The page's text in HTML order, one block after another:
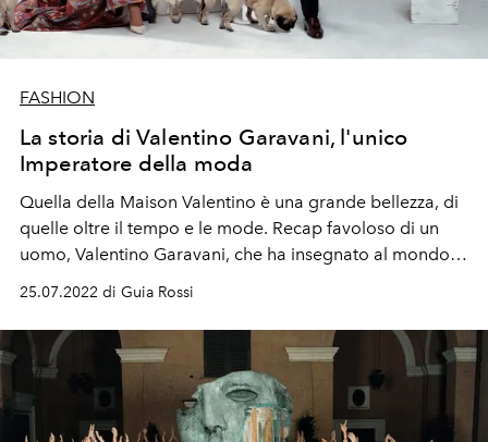
FASHION
La storia di Valentino Garavani, l'unico
Imperatore della moda
Quella della Maison Valentino è una grande bellezza, di
quelle oltre il tempo e le mode. Recap favoloso di un
uomo, Valentino Garavani, che ha insegnato al mondo
25.07.2022 di Guia Rossi